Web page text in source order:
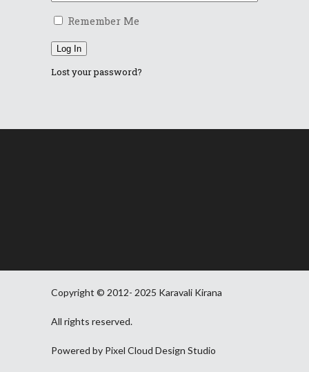
Remember Me
Log In
Lost your password?
Copyright © 2012- 2025 Karavali Kirana
All rights reserved.
Powered by Pixel Cloud Design Studio